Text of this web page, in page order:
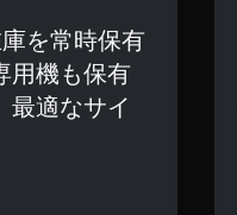
を常時保有
用機も保有
最適なサイ